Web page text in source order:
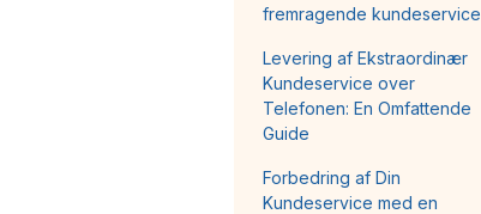
fremragende kundeservice
Levering af Ekstraordinær
Kundeservice over
Telefonen: En Omfattende
Guide
Forbedring af Din
Kundeservice med en